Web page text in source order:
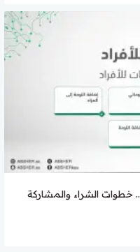
مزاد اللوحات الإلكتروني عبر أبشر 2026 .. خطوات الشراء والمشاركة